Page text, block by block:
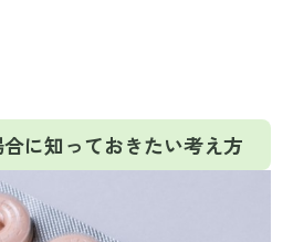
に知っておきたい考え方